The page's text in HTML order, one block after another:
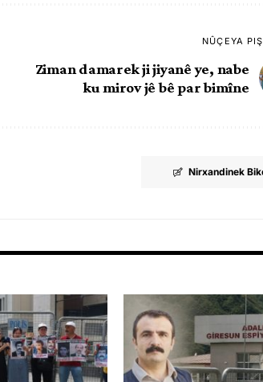
NÛÇEYA
Ziman damarek ji jiyanê ye, nabe
ku mirov jê bê par bimîne
Nirxandinek